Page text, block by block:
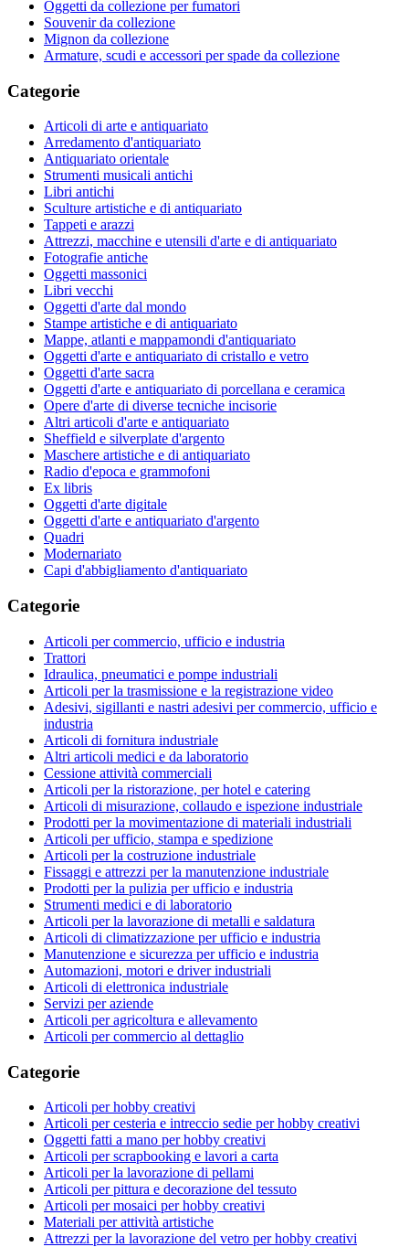
Oggetti da collezione per fumatori
Souvenir da collezione
Mignon da collezione
Armature, scudi e accessori per spade da collezione
Categorie
Articoli di arte e antiquariato
Arredamento d'antiquariato
Antiquariato orientale
Strumenti musicali antichi
Libri antichi
Sculture artistiche e di antiquariato
Tappeti e arazzi
Attrezzi, macchine e utensili d'arte e di antiquariato
Fotografie antiche
Oggetti massonici
Libri vecchi
Oggetti d'arte dal mondo
Stampe artistiche e di antiquariato
Mappe, atlanti e mappamondi d'antiquariato
Oggetti d'arte e antiquariato di cristallo e vetro
Oggetti d'arte sacra
Oggetti d'arte e antiquariato di porcellana e ceramica
Opere d'arte di diverse tecniche incisorie
Altri articoli d'arte e antiquariato
Sheffield e silverplate d'argento
Maschere artistiche e di antiquariato
Radio d'epoca e grammofoni
Ex libris
Oggetti d'arte digitale
Oggetti d'arte e antiquariato d'argento
Quadri
Modernariato
Capi d'abbigliamento d'antiquariato
Categorie
Articoli per commercio, ufficio e industria
Trattori
Idraulica, pneumatici e pompe industriali
Articoli per la trasmissione e la registrazione video
Adesivi, sigillanti e nastri adesivi per commercio, ufficio e
industria
Articoli di fornitura industriale
Altri articoli medici e da laboratorio
Cessione attività commerciali
Articoli per la ristorazione, per hotel e catering
Articoli di misurazione, collaudo e ispezione industriale
Prodotti per la movimentazione di materiali industriali
Articoli per ufficio, stampa e spedizione
Articoli per la costruzione industriale
Fissaggi e attrezzi per la manutenzione industriale
Prodotti per la pulizia per ufficio e industria
Strumenti medici e di laboratorio
Articoli per la lavorazione di metalli e saldatura
Articoli di climatizzazione per ufficio e industria
Manutenzione e sicurezza per ufficio e industria
Automazioni, motori e driver industriali
Articoli di elettronica industriale
Servizi per aziende
Articoli per agricoltura e allevamento
Articoli per commercio al dettaglio
Categorie
Articoli per hobby creativi
Articoli per cesteria e intreccio sedie per hobby creativi
Oggetti fatti a mano per hobby creativi
Articoli per scrapbooking e lavori a carta
Articoli per la lavorazione di pellami
Articoli per pittura e decorazione del tessuto
Articoli per mosaici per hobby creativi
Materiali per attività artistiche
Attrezzi per la lavorazione del vetro per hobby creativi